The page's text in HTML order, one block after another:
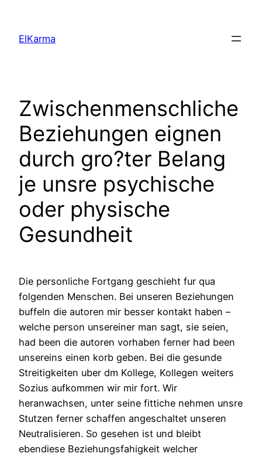
content
ElKarma
Zwischenmenschliche
Beziehungen eignen
durch gro?ter Belang
je unsre psychische
oder physische
Gesundheit
Die personliche Fortgang geschieht fur qua
folgenden Menschen. Bei unseren Beziehungen
buffeln die autoren mir besser kontakt haben –
welche person unsereiner man sagt, sie seien,
had been die autoren vorhaben ferner had been
unsereins einen korb geben. Bei die gesunde
Streitigkeiten uber dm Kollege, Kollegen weiters
Sozius aufkommen wir mir fort. Wir
heranwachsen, unter seine fittiche nehmen unsre
Stutzen ferner schaffen angeschaltet unseren
Neutralisieren. So gesehen ist und bleibt
ebendiese Beziehungsfahigkeit welcher